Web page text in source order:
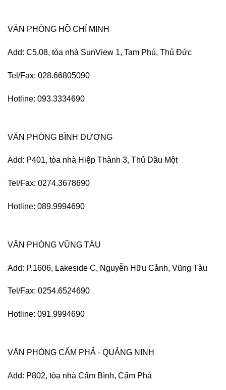
VĂN PHÒNG HỒ CHÍ MINH
Add: C5.08, tòa nhà SunView 1, Tam Phú, Thủ Đức
Tel/Fax: 028.66805090
Hotline: 093.3334690
VĂN PHÒNG BÌNH DƯƠNG
Add: P401, tòa nhà Hiệp Thành 3, Thủ Dầu Một
Tel/Fax: 0274.3678690
Hotline: 089.9994690
VĂN PHÒNG VŨNG TÀU
Add: P.1606, Lakeside C, Nguyễn Hữu Cảnh, Vũng Tàu
Tel/Fax: 0254.6524690
Hotline: 091.9994690
VĂN PHÒNG CẨM PHẢ - QUẢNG NINH
Add: P802, tòa nhà Cẩm Bình, Cẩm Phả